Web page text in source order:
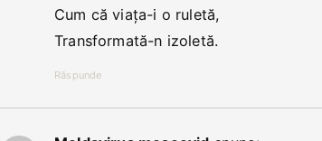
Cum că viața-i o ruletă,
Transformată-n izoletă.
Răspunde